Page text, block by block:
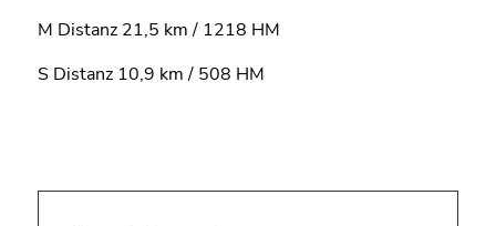
M Distanz 21,5 km / 1218 HM
S Distanz 10,9 km / 508 HM